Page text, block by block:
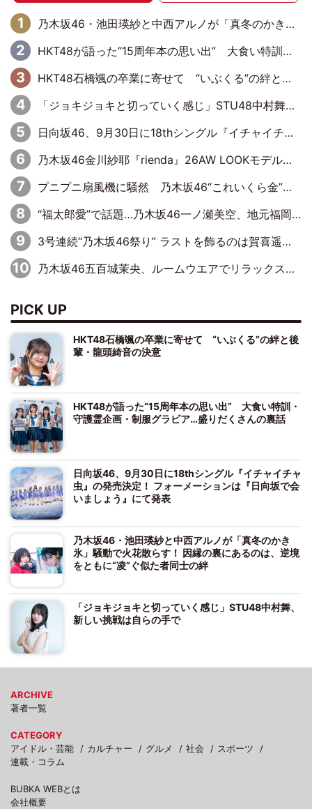
乃木坂46・池田瑛紗と中西アルノが「真冬のかき氷」騒動で火花散らす！ 因縁の裏にあるのは、逆境をともに“凌”ぐ似た者同士の絆
HKT48が語った“15周年本の思い出” 大食い特訓・守護霊企画・制服グラビア…盛りだくさんの裏話
HKT48石橋颯の卒業に寄せて “いぶくる”の絆と後輩・龍頭綺音の決意
「ジョキジョキと切っていく感じ」STU48中村舞、新しい挑戦は自らの手で
日向坂46、9月30日に18thシングル『イチャイチャ虫』の発売決定！ フォーメーションは『日向坂で会いましょう』にて発表
乃木坂46金川紗耶『rienda』26AW LOOKモデルに就任
プニプニ扇風機に騒然 乃木坂46“これいくら金”延長中は今回もわちゃわちゃ全開
“福太郎愛”で話題…乃木坂46一ノ瀬美空、地元福岡『めんべい25周年トップサポーター』に就任
3号連続“乃木坂46祭り” ラストを飾るのは賀喜遥香…5年ぶりの登場に「5年分大人になった私を見ていただけたら」
乃木坂46五百城茉央、ルームウエアでリラックス「今回のグラビアを見て成長を感じていただけるとうれしい」
PICK UP
HKT48石橋颯の卒業に寄せて “いぶくる”の絆と後
輩・龍頭綺音の決意
HKT48が語った“15周年本の思い出” 大食い特訓・
守護霊企画・制服グラビア…盛りだくさんの裏話
日向坂46、9月30日に18thシングル『イチャイチャ
虫』の発売決定！ フォーメーションは『日向坂で会
いましょう』にて発表
乃木坂46・池田瑛紗と中西アルノが「真冬のかき
氷」騒動で火花散らす！ 因縁の裏にあるのは、逆境
をともに“凌”ぐ似た者同士の絆
「ジョキジョキと切っていく感じ」STU48中村舞、
新しい挑戦は自らの手で
ARCHIVE
著者一覧
CATEGORY
アイドル・芸能
カルチャー グルメ 社会
スポーツ
連載・コラム
BUBKA WEBとは
会社概要